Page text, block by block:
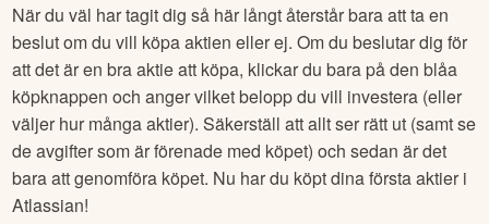
När du väl har tagit dig så här långt återstår bara att ta en
beslut om du vill köpa aktien eller ej. Om du beslutar dig för
att det är en bra aktie att köpa, klickar du bara på den blåa
köpknappen och anger vilket belopp du vill investera (eller
väljer hur många aktier). Säkerställ att allt ser rätt ut (samt se
de avgifter som är förenade med köpet) och sedan är det
bara att genomföra köpet. Nu har du köpt dina första aktier i
Atlassian!